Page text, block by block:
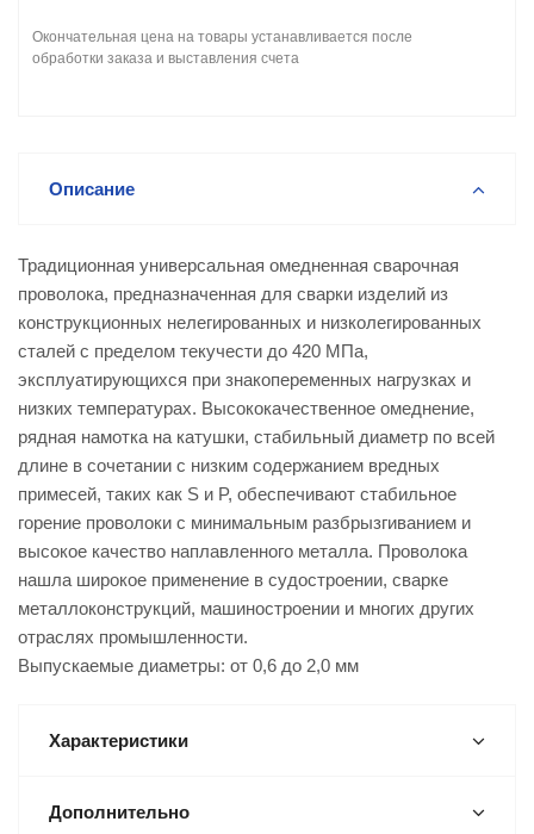
Окончательная цена на товары устанавливается после
обработки заказа и выставления счета
Описание
Традиционная универсальная омедненная сварочная
проволока, предназначенная для сварки изделий из
конструкционных нелегированных и низколегированных
сталей с пределом текучести до 420 МПа,
эксплуатирующихся при знакопеременных нагрузках и
низких температурах. Высококачественное омеднение,
рядная намотка на катушки, стабильный диаметр по всей
длине в сочетании с низким содержанием вредных
примесей, таких как S и P, обеспечивают стабильное
горение проволоки с минимальным разбрызгиванием и
высокое качество наплавленного металла. Проволока
нашла широкое применение в судостроении, сварке
металлоконструкций, машиностроении и многих других
отраслях промышленности.
Выпускаемые диаметры: от 0,6 до 2,0 мм
Характеристики
Дополнительно